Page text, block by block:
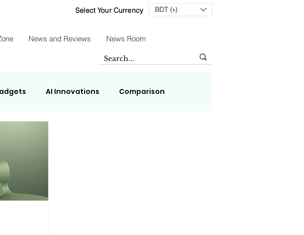
Select Your Currency BDT (৳)
News and Reviews News Room
AI Innovations Comparison